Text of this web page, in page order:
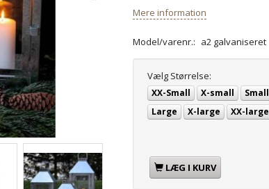
Mere information
Model/varenr.: a2 galvaniseret
Vælg Størrelse:
XX-Small X-small Small
Large
X-large XX-large
LÆG I KURV